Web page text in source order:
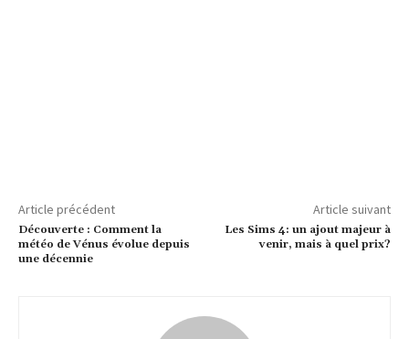
Article précédent
Découverte : Comment la
météo de Vénus évolue depuis
une décennie
Article suivant
Les Sims 4: un ajout majeur à
venir, mais à quel prix?